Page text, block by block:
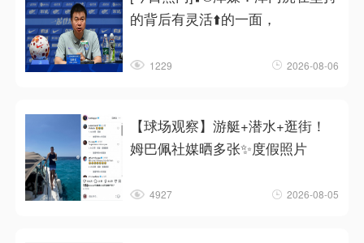
的背后有灵活⬆️的一面，
1229 2026-08-06
【球场观察】游艇+潜水+逛街！
姆巴佩社媒晒多张✨度假照片
4927 2026-08-05